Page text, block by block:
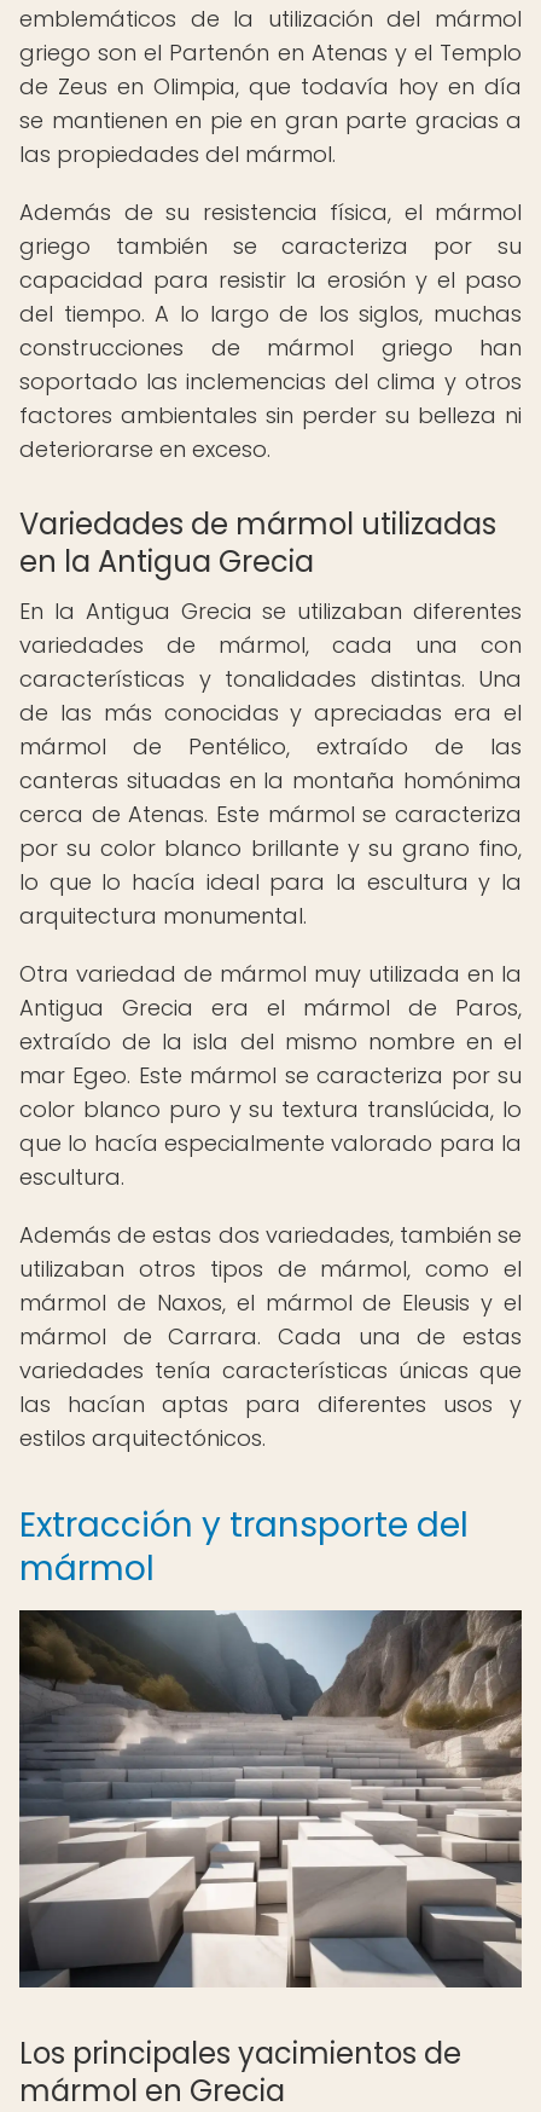
emblemáticos de la utilización del mármol
griego son el Partenón en Atenas y el Templo
de Zeus en Olimpia, que todavía hoy en día
se mantienen en pie en gran parte gracias a
las propiedades del mármol.
Además de su resistencia física, el mármol
griego también se caracteriza por su
capacidad para resistir la erosión y el paso
del tiempo. A lo largo de los siglos, muchas
construcciones de mármol griego han
soportado las inclemencias del clima y otros
factores ambientales sin perder su belleza ni
deteriorarse en exceso.
Variedades de mármol utilizadas
en la Antigua Grecia
En la Antigua Grecia se utilizaban diferentes
variedades de mármol, cada una con
características y tonalidades distintas. Una
de las más conocidas y apreciadas era el
mármol de Pentélico, extraído de las
canteras situadas en la montaña homónima
cerca de Atenas. Este mármol se caracteriza
por su color blanco brillante y su grano fino,
lo que lo hacía ideal para la escultura y la
arquitectura monumental.
Otra variedad de mármol muy utilizada en la
Antigua Grecia era el mármol de Paros,
extraído de la isla del mismo nombre en el
mar Egeo. Este mármol se caracteriza por su
color blanco puro y su textura translúcida, lo
que lo hacía especialmente valorado para la
escultura.
Además de estas dos variedades, también se
utilizaban otros tipos de mármol, como el
mármol de Naxos, el mármol de Eleusis y el
mármol de Carrara. Cada una de estas
variedades tenía características únicas que
las hacían aptas para diferentes usos y
estilos arquitectónicos.
Extracción y transporte del
mármol
Los principales yacimientos de
mármol en Grecia